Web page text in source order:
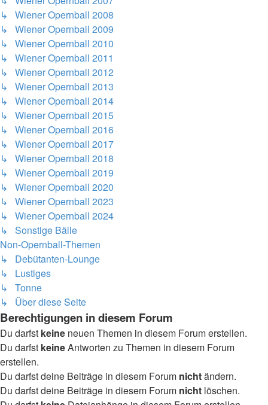
↳ Wiener Opernball 2008
↳ Wiener Opernball 2009
↳ Wiener Opernball 2010
↳ Wiener Opernball 2011
↳ Wiener Opernball 2012
↳ Wiener Opernball 2013
↳ Wiener Opernball 2014
↳ Wiener Opernball 2015
↳ Wiener Opernball 2016
↳ Wiener Opernball 2017
↳ Wiener Opernball 2018
↳ Wiener Opernball 2019
↳ Wiener Opernball 2020
↳ Wiener Opernball 2023
↳ Wiener Opernball 2024
↳ Sonstige Bälle
Non-Opernball-Themen
↳ Debütanten-Lounge
↳ Lustiges
↳ Tonne
↳ Über diese Seite
Berechtigungen in diesem Forum
Du darfst keine neuen Themen in diesem Forum erstellen.
Du darfst keineAntworten zu Themen in diesem Forum
erstellen.
Du darfst deine Beiträge in diesem Forum nichtändern.
Du darfst deine Beiträge in diesem Forum nicht löschen.